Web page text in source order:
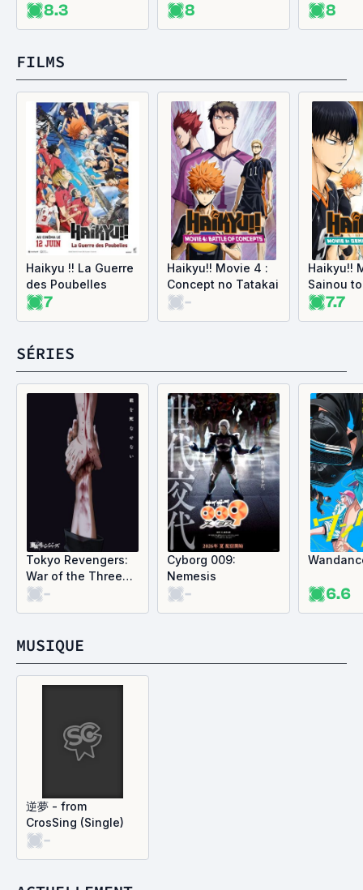
Shiratorizawa
8.3 8 8
FILMS
Haikyu !! La Guerre
des Poubelles
7
Haikyu!! Movie 4 :
Concept no Tatakai
-
Haikyu!!
Sainou
7.7
SÉRIES
Tokyo Revengers:
War of the Three
Titans
-
Cyborg 009:
Nemesis
- 6.6
MUSIQUE
逆夢 - from
CrosSing (Single)
-